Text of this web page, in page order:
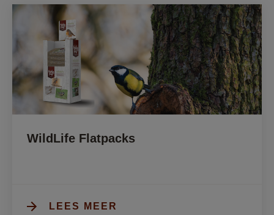
WildLife Flatpacks
LEES MEER